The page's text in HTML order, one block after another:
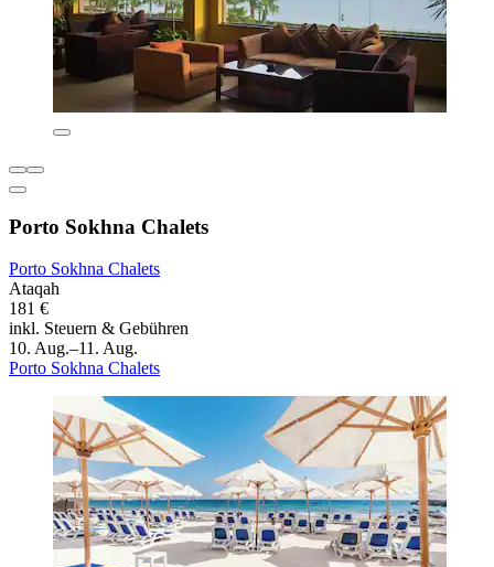
Porto Sokhna Chalets
Porto Sokhna Chalets
Ataqah
181 €
inkl. Steuern & Gebühren
10. Aug.–11. Aug.
Porto Sokhna Chalets